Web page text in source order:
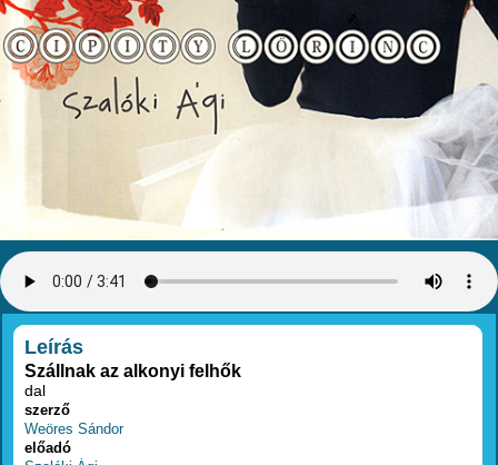
RÉSZLETEK
Leírás
Szállnak az alkonyi felhők
dal
szerző
Weöres Sándor
előadó